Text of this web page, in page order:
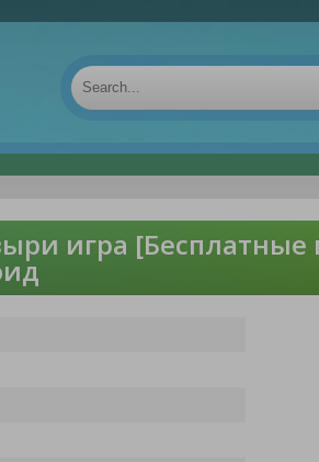
игра [Бесплатные